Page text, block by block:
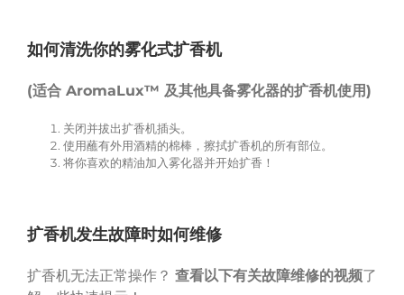
如何清洗你的雾化式扩香机
(适合 AromaLux™ 及其他具备雾化器的扩香机使用)
关闭并拔出扩香机插头。
使用蘸有外用酒精的棉棒，擦拭扩香机的所有部位。
将你喜欢的精油加入雾化器并开始扩香！
扩香机发生故障时如何维修
扩香机无法正常操作？ 查看以下有关故障维修的视频了